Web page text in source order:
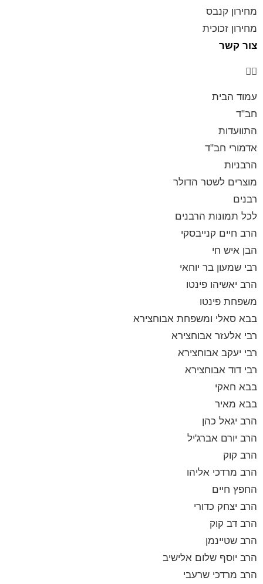
מחירון קנבס
מחירון זכוכית
צור קשר
עמוד הבית
חב"ד
התוועדות
אדמורי חב"ד
הרבניות
מוצרים לשטר הדולר
רבנים
לכל תמונות הרבנים
הרב חיים קנייבסקי
הבן איש חי
רבי שמעון בר יוחאי
הרב יאשיהו פינטו
משפחת פינטו
בבא סאלי ומשפחת אבוחצירא
רבי אלעזר אבוחצירא
רבי יעקב אבוחצירא
רבי דוד אבוחצירא
בבא חאקי
בבא מאיר
הרב יגאל כהן
הרב יורם אברג'יל
הרב קוק
הרב מרדכי אליהו
החפץ חיים
הרב יצחק כדורי
הרב דב קוק
הרב שטיינמן
הרב יוסף שלום אלישיב
הרב מרדכי שרעבי